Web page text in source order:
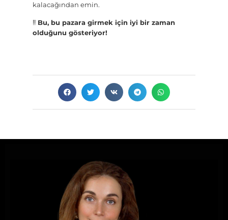
kalacağından emin.
‼️ Bu, bu pazara girmek için iyi bir zaman
olduğunu gösteriyor!